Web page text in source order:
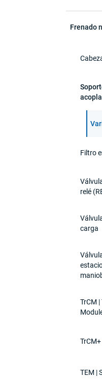
Frenado
Filtro
relé
carga
TrCM |
TEM |